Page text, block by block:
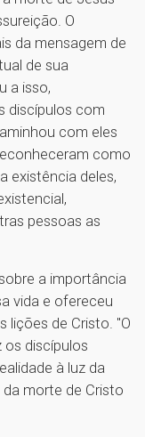
O
da mensagem de
de sua
a isso,
discípulos com
com eles
como
existência deles,
pessoas as
a importância
vida e ofereceu
lições de Cristo. "O
os discípulos
à luz da
morte de Cristo